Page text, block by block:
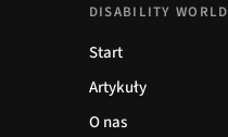
DISABILITY WORLD
Start
Artykuły
O nas